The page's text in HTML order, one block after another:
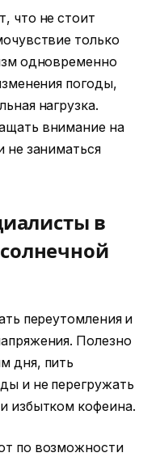
что не стоит
только
одновременно
погоды,
нагрузка.
внимание на
не заниматься
в
переутомления и
Полезно
дня, пить
и не перегружать
избытком кофеина.
по возможности